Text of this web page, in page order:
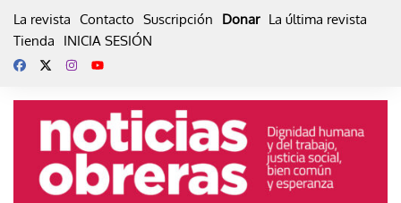
La revista Contacto Suscripción Donar La última revista
Tienda
INICIA SESIÓN